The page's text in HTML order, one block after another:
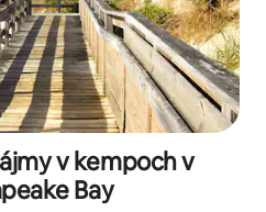
v kempoch v
Bay